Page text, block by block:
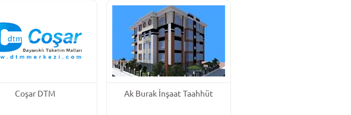
Coşar DTM Ak Burak İnşaat Taahhüt